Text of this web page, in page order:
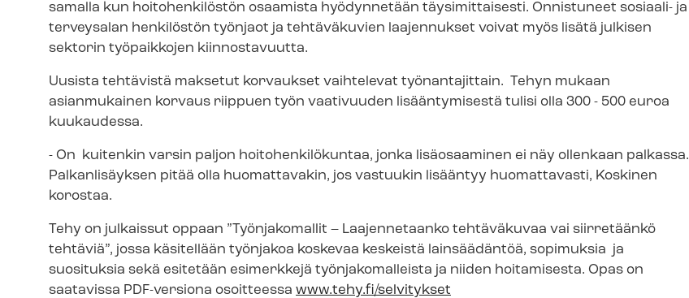
samalla kun hoitohenkilöstön osaamista hyödynnetään täysimittaisesti. Onnistuneet sosiaali- ja
terveysalan henkilöstön työnjaot ja tehtäväkuvien laajennukset voivat myös lisätä julkisen
sektorin työpaikkojen kiinnostavuutta.
Uusista tehtävistä maksetut korvaukset vaihtelevat työnantajittain. Tehyn mukaan
asianmukainen korvaus riippuen työn vaativuuden lisääntymisestä tulisi olla 300 - 500 euroa
kuukaudessa.
- On kuitenkin varsin paljon hoi­to­hen­ki­lö­kun­taa, jonka lisäosaaminen ei näy ollenkaan palkassa.
Palkanlisäyksen pitää olla huomattavakin, jos vastuukin lisääntyy huomattavasti, Koskinen
korostaa.
Tehy on julkaissut oppaan ”Työnjakomallit – Laajennetaanko tehtäväkuvaa vai siirretäänkö
tehtäviä”, jossa käsitellään työnjakoa koskevaa keskeistä lainsäädäntöä, sopimuksia ja
suosituksia sekä esitetään esimerkkejä työnjakomalleista ja niiden hoitamisesta. Opas on
saatavissa PDF-versiona osoitteessa www.tehy.fi/selvitykset